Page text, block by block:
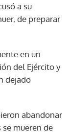
a su
de preparar
en un
del Ejército y
dejado
abandonar
se mueren de